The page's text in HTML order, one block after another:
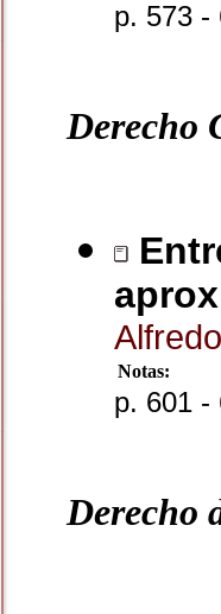
p. 573 -
Derecho
Notas:
p. 601 -
Derecho